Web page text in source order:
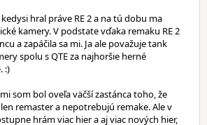
hral práve RE 2 a na tú dobu ma
kamery. V podstate vďaka remaku RE 2
a zapáčila sa mi. Ja ale považuje tank
spolu s QTE za najhoršie herné
:)
som bol oveľa väčší zastánca toho, že
remaster a nepotrebujú remake. Ale v
hrám viac hier a aj viac nových hier,